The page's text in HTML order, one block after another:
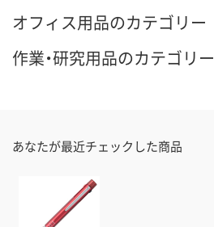
オフィス用品のカテゴリー
作業・研究用品のカテゴリー
あなたが最近チェックした商品